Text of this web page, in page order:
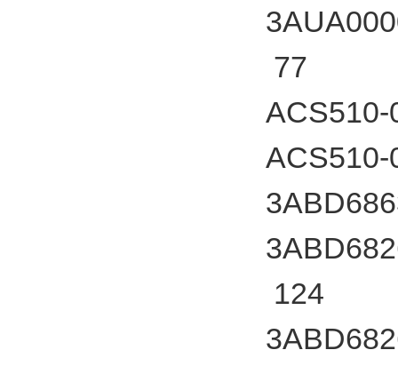
77
ACS510-
ACS510-
124